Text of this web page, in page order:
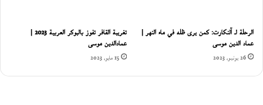
الرحلة لـ آلنكارت: كمن يرى ظله في ماء النهر |
عماد الدين موسى
26 يونيو، 2023
تغريبة القافر تفوز بالبوكر العربية 2023 |
عمادالدين موسى
15 مايو، 2023